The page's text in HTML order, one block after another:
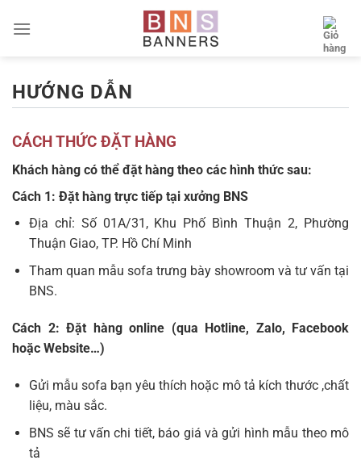
HƯỚNG DẪN
CÁCH THỨC ĐẶT HÀNG
Khách hàng có thể đặt hàng theo các hình thức sau:
Cách 1: Đặt hàng trực tiếp tại xưởng BNS
Địa chỉ: Số 01A/31, Khu Phố Bình Thuận 2, Phường
Thuận Giao, TP. Hồ Chí Minh
Tham quan mẫu sofa trưng bày showroom và tư vấn tại
BNS.
Cách 2: Đặt hàng online (qua Hotline, Zalo, Facebook
hoặc Website…)
Gửi mẫu sofa bạn yêu thích hoặc mô tả kích thước ,chất
liệu, màu sắc.
BNS sẽ tư vấn chi tiết, báo giá và gửi hình mẫu theo mô
tả